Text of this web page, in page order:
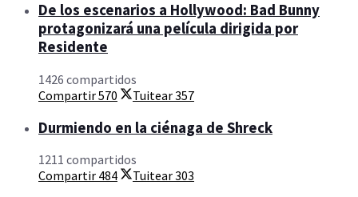
De los escenarios a Hollywood: Bad Bunny
protagonizará una película dirigida por
Residente
1426 compartidos
Compartir570 Tuitear357
Durmiendo en la ciénaga de Shreck
1211 compartidos
Compartir 484 Tuitear303